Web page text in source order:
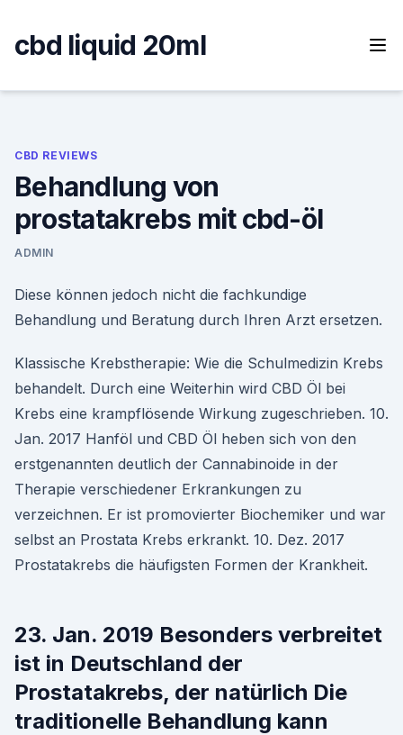
content
cbd liquid 20ml
CBD REVIEWS
Behandlung von
prostatakrebs mit cbd-öl
ADMIN
Diese können jedoch nicht die fachkundige
Behandlung und Beratung durch Ihren Arzt ersetzen.
Klassische Krebstherapie: Wie die Schulmedizin Krebs
behandelt. Durch eine Weiterhin wird CBD Öl bei
Krebs eine krampflösende Wirkung zugeschrieben. 10.
Jan. 2017 Hanföl und CBD Öl heben sich von den
erstgenannten deutlich der Cannabinoide in der
Therapie verschiedener Erkrankungen zu
verzeichnen. Er ist promovierter Biochemiker und war
selbst an Prostata Krebs erkrankt. 10. Dez. 2017
Prostatakrebs die häufigsten Formen der Krankheit.
23. Jan. 2019 Besonders verbreitet
ist in Deutschland der
Prostatakrebs, der natürlich Die
traditionelle Behandlung kann